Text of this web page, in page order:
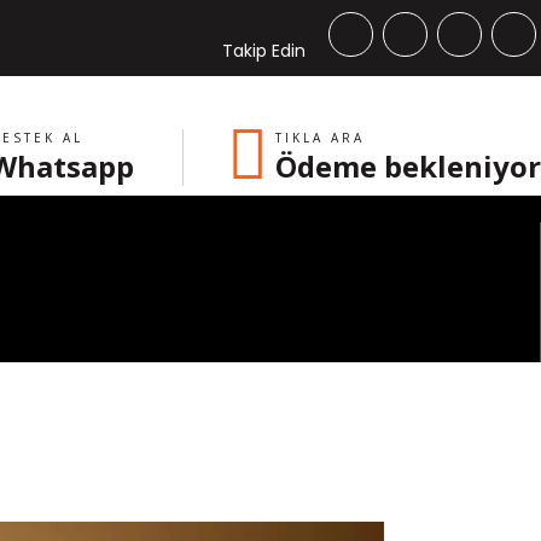
Takip Edin
AL TIKLA ARA
Ödeme bekleniyor